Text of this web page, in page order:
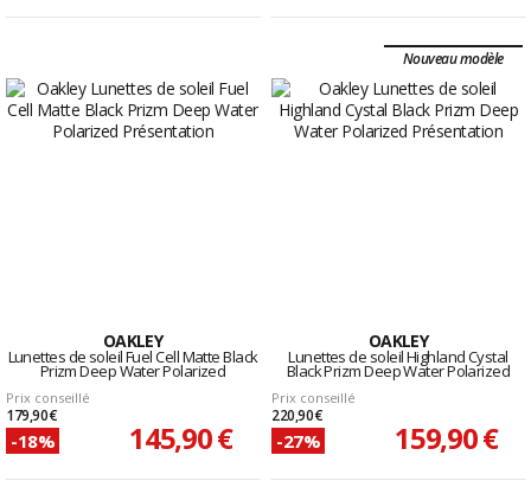
OAKLEY
Lunettes de soleil Fuel Cell Matte Black
Prizm Deep Water Polarized
Prix conseillé
179,90 €
-18% 145,90 €
Nouveau modèle
OAKLEY
Lunettes de soleil Highland Cystal
Black Prizm Deep Water Polarized
Prix conseillé
220,90 €
-27% 159,90 €